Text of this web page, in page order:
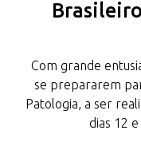
Com grande
se prepararem
Patologia, a ser
dias 12